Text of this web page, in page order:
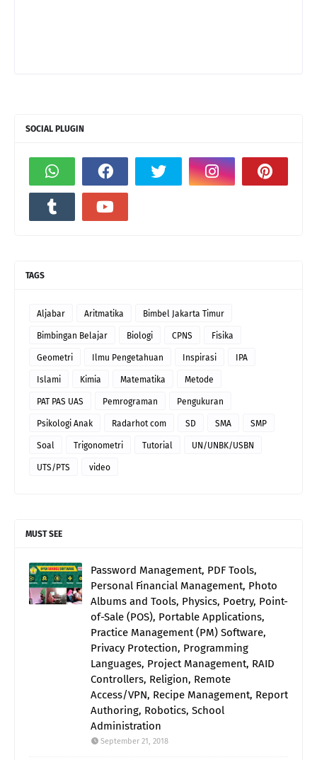
SOCIAL PLUGIN
TAGS
Aljabar Aritmatika Bimbel Jakarta Timur
Bimbingan Belajar Biologi CPNS Fisika
Geometri Ilmu Pengetahuan Inspirasi IPA
Islami Kimia Matematika Metode
PAT PAS UAS Pemrograman Pengukuran
Psikologi Anak Radarhot com SD SMA SMP
Soal Trigonometri Tutorial UN/UNBK/USBN
UTS/PTS video
MUST SEE
Password Management, PDF Tools,
Personal Financial Management, Photo
Albums and Tools, Physics, Poetry, Point-
of-Sale (POS), Portable Applications,
Practice Management (PM) Software,
Privacy Protection, Programming
Languages, Project Management, RAID
Controllers, Religion, Remote
Access/VPN, Recipe Management, Report
Authoring, Robotics, School
Administration
September 21, 2018